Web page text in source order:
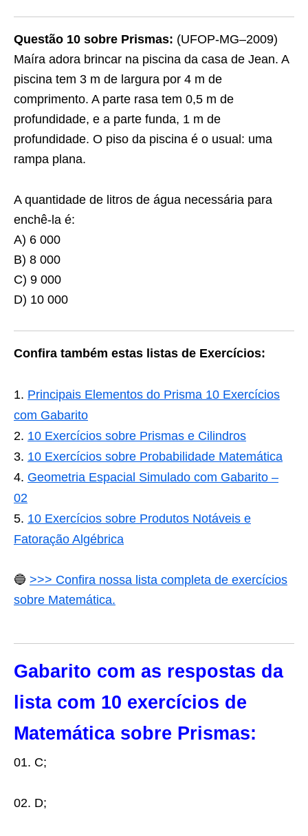
Questão 10 sobre Prismas: (UFOP-MG–2009)
Maíra adora brincar na piscina da casa de Jean. A
piscina tem 3 m de largura por 4 m de
comprimento. A parte rasa tem 0,5 m de
profundidade, e a parte funda, 1 m de
profundidade. O piso da piscina é o usual: uma
rampa plana.
A quantidade de litros de água necessária para
enchê-la é:
A) 6 000
B) 8 000
C) 9 000
D) 10 000
Confira também estas listas de Exercícios:
Principais Elementos do Prisma 10 Exercícios
com Gabarito
10 Exercícios sobre Prismas e Cilindros
10 Exercícios sobre Probabilidade Matemática
Geometria Espacial Simulado com Gabarito –
02
10 Exercícios sobre Produtos Notáveis e
Fatoração Algébrica
🔵 >>> Confira nossa lista completa de exercícios
sobre Matemática.
Gabarito com as respostas da
lista com 10 exercícios de
Matemática sobre Prismas:
01. C;
02. D;